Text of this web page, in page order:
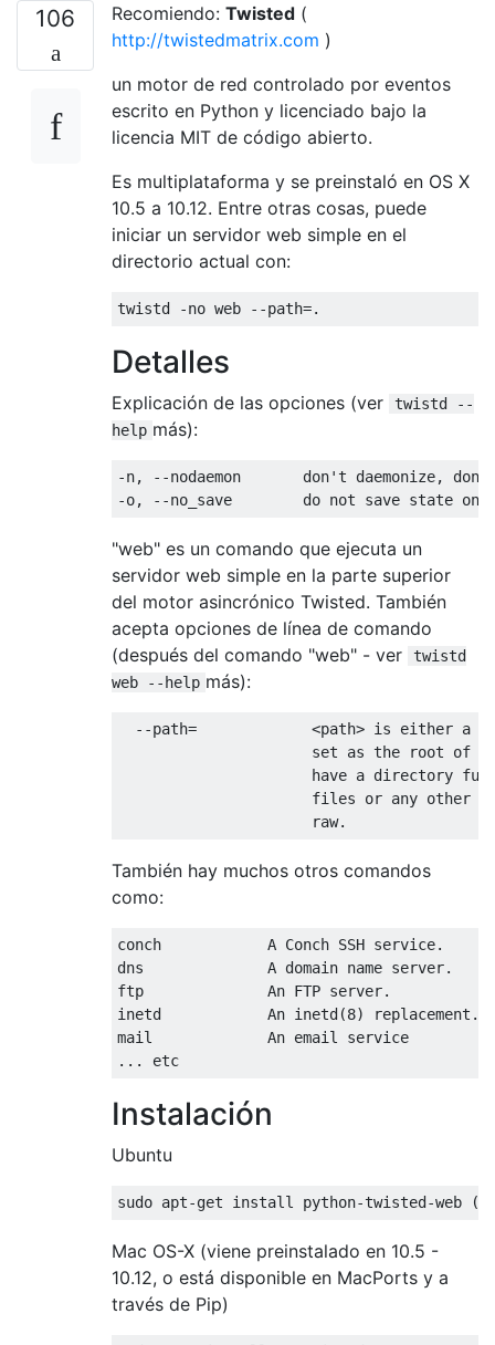
106 Recomiendo: Twisted (
http://twistedmatrix.com )
un motor de red controlado por eventos
escrito en Python y licenciado bajo la
licencia MIT de código abierto.
Es multiplataforma y se preinstaló en OS X
10.5 a 10.12. Entre otras cosas, puede
iniciar un servidor web simple en el
directorio actual con:
Detalles
Explicación de las opciones (ver
twistd --
help más):
-n, --nodaemon       don't daemonize,
"web" es un comando que ejecuta un
servidor web simple en la parte superior
del motor asincrónico Twisted. También
acepta opciones de línea de comando
(después del comando "web" - ver
twistd
web --help más):
--path=             <path> is either a
set as the root of
have a directory
files or any other
También hay muchos otros comandos
como:
conch            A Conch SSH service.
dns              A domain name server.
ftp              An FTP server.
inetd            An inetd(8) replacement.
mail             An email service
Instalación
Ubuntu
Mac OS-X (viene preinstalado en 10.5 -
10.12, o está disponible en MacPorts y a
través de Pip)